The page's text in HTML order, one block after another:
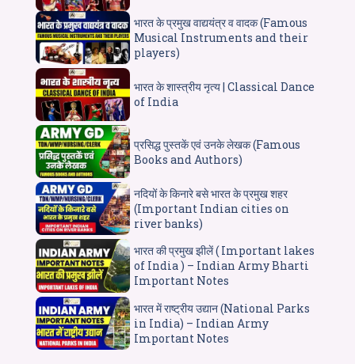
भारत के प्रमुख वाद्ययंत्र व वादक (Famous
Musical Instruments and their
players)
भारत के शास्त्रीय नृत्य | Classical Dance
of India
प्रसिद्ध पुस्तकें एवं उनके लेखक (Famous
Books and Authors)
नदियों के किनारे बसे भारत के प्रमुख शहर
(Important Indian cities on
river banks)
भारत की प्रमुख झीलें ( Important lakes
of India ) – Indian Army Bharti
Important Notes
भारत में राष्ट्रीय उद्यान (National Parks
in India) – Indian Army
Important Notes